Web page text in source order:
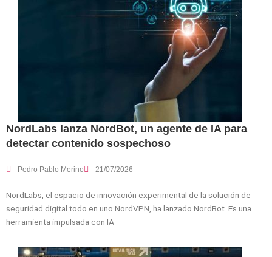
NordLabs lanza NordBot, un agente de IA para
detectar contenido sospechoso
Pedro Pablo Merino 21/07/2026
NordLabs, el espacio de innovación experimental de la solución de
seguridad digital todo en uno NordVPN, ha lanzado NordBot. Es una
herramienta impulsada con IA